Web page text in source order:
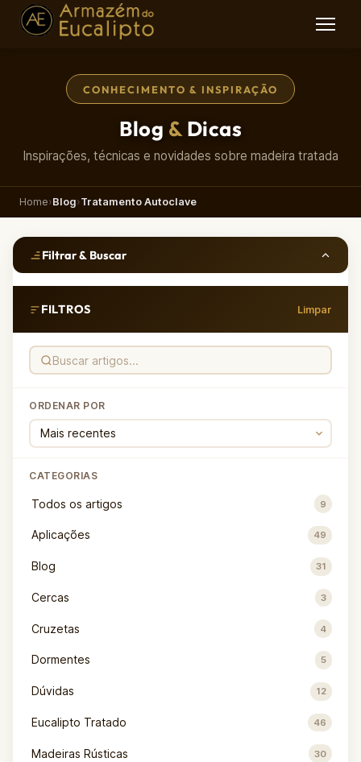
CONHECIMENTO & INSPIRAÇÃO
Blog &Dicas
Inspirações, técnicas e novidades sobre madeira tratada
Home›Blog›Tratamento Autoclave
Filtrar & Buscar
FILTROS Limpar
ORDENAR POR
CATEGORIAS
Todos os artigos 9
Aplicações 49
Blog 31
Cercas 3
Cruzetas 4
Dormentes 5
Dúvidas 12
Eucalipto Tratado 46
Madeiras Rústicas 30